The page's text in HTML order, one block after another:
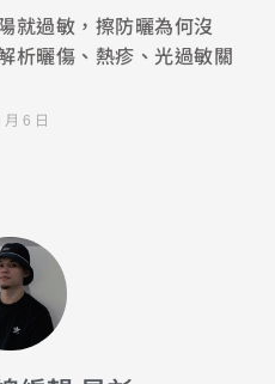
就過敏，擦防曬為何沒
析曬傷、熱疹、光過敏關
6 日